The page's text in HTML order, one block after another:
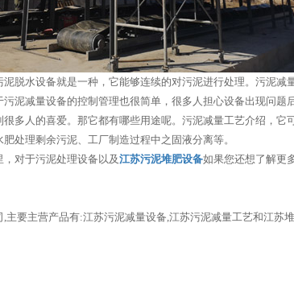
泥脱水设备就是一种，它能够连续的对污泥进行处理。污泥减
泥减量设备的控制管理也很简单，很多人担心设备出现问题
多人的喜爱。那它都有哪些用途呢。污泥减量工艺介绍，它
处理剩余污泥、工厂制造过程中之固液分离等。
对于污泥处理设备以及江苏污泥堆肥设备如果您还想了解更
要主营产品有:江苏污泥减量设备,江苏污泥减量工艺和江苏